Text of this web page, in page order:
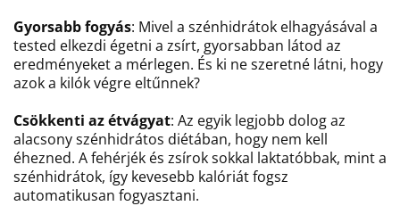
Gyorsabb fogyás: Mivel a szénhidrátok elhagyásával a
tested elkezdi égetni a zsírt, gyorsabban látod az
eredményeket a mérlegen. És ki ne szeretné látni, hogy
azok a kilók végre eltűnnek?
Csökkenti az étvágyat: Az egyik legjobb dolog az
alacsony szénhidrátos diétában, hogy nem kell
éhezned. A fehérjék és zsírok sokkal laktatóbbak, mint a
szénhidrátok, így kevesebb kalóriát fogsz
automatikusan fogyasztani.